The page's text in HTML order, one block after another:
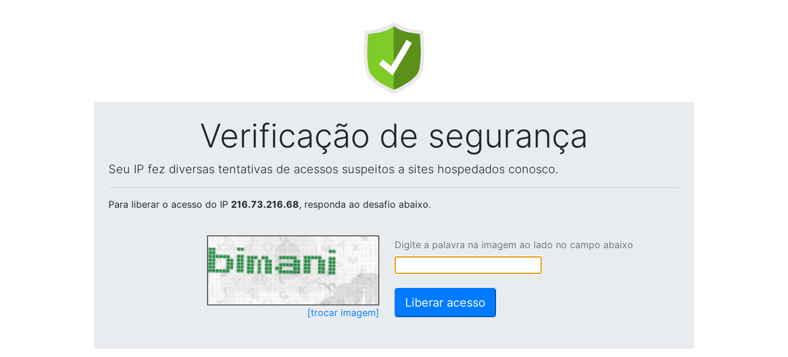
Verificação de segurança
Seu IP fez diversas tentativas de acessos suspeitos a sites hospedados conosco.
Para liberar o acesso do IP 216.73.216.68, responda ao desafio abaixo.
[trocar imagem]
Digite a palavra na imagem ao lado no campo abaixo